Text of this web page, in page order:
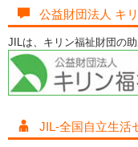
公益財団法人 キ
JILは、キリン福祉財団の
JIL-全国自立生活